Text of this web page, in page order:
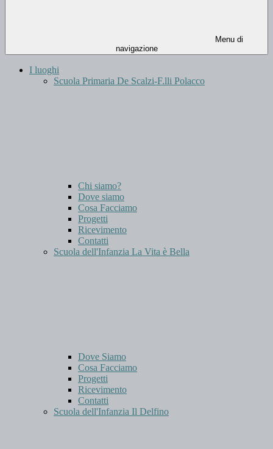
Menu di
navigazione
I luoghi
Scuola Primaria De Scalzi-F.lli Polacco
Chi siamo?
Dove siamo
Cosa Facciamo
Progetti
Ricevimento
Contatti
Scuola dell'Infanzia La Vita è Bella
Dove Siamo
Cosa Facciamo
Progetti
Ricevimento
Contatti
Scuola dell'Infanzia Il Delfino